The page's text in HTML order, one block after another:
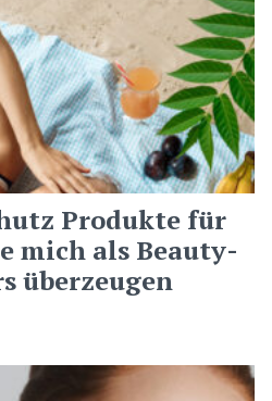
Produkte für
mich als Beauty-
überzeugen